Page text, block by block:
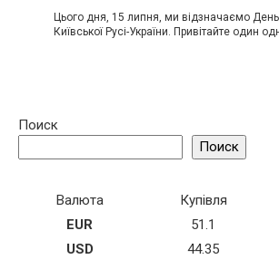
Цього дня, 15 липня, ми відзначаємо
Київської Русі-України. Привітайте один
Поиск
Поиск
Валюта Купівля
EUR
51.1
USD
44.35